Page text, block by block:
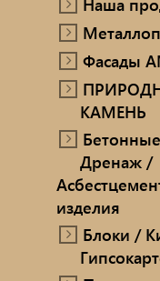
Бетонные
Блоки /
Фасады
КАМЕНЬ
Дренаж /
изделия
Блоки /